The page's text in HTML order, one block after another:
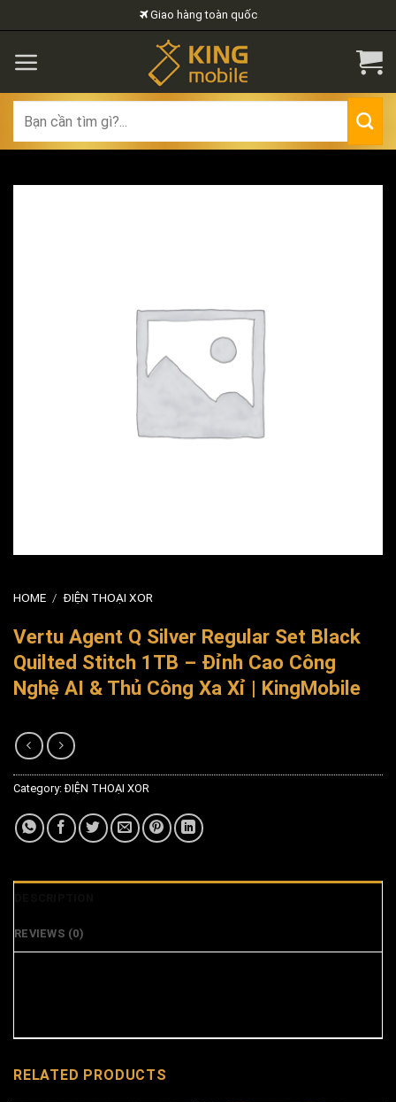
to
content
Giao hàng toàn quốc
for:
HOME / ĐIỆN THOẠI XOR
Vertu Agent Q Silver Regular Set Black
Quilted Stitch 1TB – Đỉnh Cao Công
Nghệ AI & Thủ Công Xa Xỉ | KingMobile
Category:ĐIỆN THOẠI XOR
REVIEWS (0)
RELATED PRODUCTS